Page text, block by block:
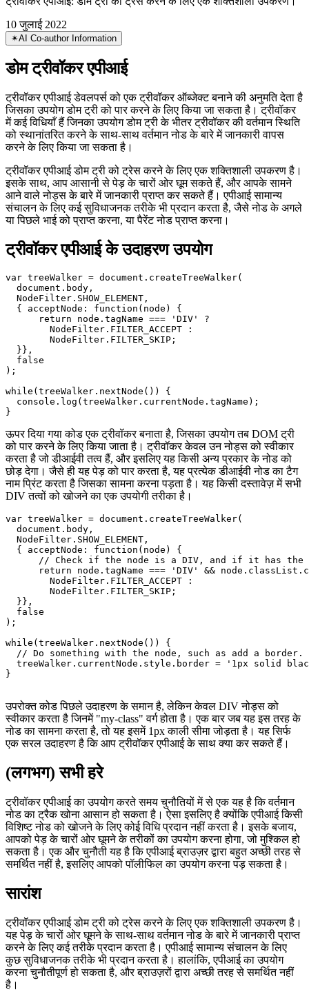
डोम ट्रीवॉकर एपीआई
ट्रीवॉकर एपीआई: डोम ट्री को ट्रेस करने के लिए एक शक्तिशाली उपकरण।
10 जुलाई 2022
✴︎AI Co-author Information
डोम ट्रीवॉकर एपीआई
ट्रीवॉकर एपीआई डेवलपर्स को एक ट्रीवॉकर ऑब्जेक्ट बनाने की अनुमति देता है
जिसका उपयोग डोम ट्री को पार करने के लिए किया जा सकता है। ट्रीवॉकर
को स्थानांतरित करने के साथ-साथ वर्तमान नोड के बारे में जानकारी वापस
करने के लिए किया जा सकता है।
ट्रीवॉकर एपीआई डोम ट्री को ट्रेस करने के लिए एक शक्तिशाली उपकरण है।
इसके साथ, आप आसानी से पेड़ के चारों ओर घूम सकते हैं, और आपके सामने
संचालन के लिए कई सुविधाजनक तरीके भी प्रदान करता है, जैसे नोड के अगले
या पिछले भाई को प्राप्त करना, या पैरेंट नोड प्राप्त करना।
ट्रीवॉकर एपीआई के उदाहरण उपयोग
var treeWalker = document.createTreeWalker(
  document.body,
  NodeFilter.SHOW_ELEMENT,
  { acceptNode: function(node) {
      return node.tagName === 'DIV' ?
        NodeFilter.FILTER_ACCEPT :
        NodeFilter.FILTER_SKIP;
  }},
  false
);
while(treeWalker.nextNode()) {
  console.log(treeWalker.currentNode.tagName);
ऊपर दिया गया कोड एक ट्रीवॉकर बनाता है, जिसका उपयोग तब DOM ट्री
को पार करने के लिए किया जाता है। ट्रीवॉकर केवल उन नोड्स को स्वीकार
करता है जो डीआईवी तत्व हैं, और इसलिए यह किसी अन्य प्रकार के नोड को
नाम प्रिंट करता है जिसका सामना करना पड़ता है। यह किसी दस्तावेज़ में सभी
DIV तत्वों को खोजने का एक उपयोगी तरीका है।
var treeWalker = document.createTreeWalker(
  document.body,
  NodeFilter.SHOW_ELEMENT,
  { acceptNode: function(node) {
// Check if the node is a DIV, and if it has the
return node.tagName === 'DIV' &&
        NodeFilter.FILTER_ACCEPT :
        NodeFilter.FILTER_SKIP;
  }},
  false
treeWalker.currentNode.style.border = '1px solid
}
उपरोक्त कोड पिछले उदाहरण के समान है, लेकिन केवल DIV नोड्स को
नोड का सामना करता है, तो यह इसमें 1px काली सीमा जोड़ता है। यह सिर्फ
एक सरल उदाहरण है कि आप ट्रीवॉकर एपीआई के साथ क्या कर सकते हैं।
(लगभग) सभी हरे
ट्रीवॉकर एपीआई का उपयोग करते समय चुनौतियों में से एक यह है कि वर्तमान
नोड का ट्रैक खोना आसान हो सकता है। ऐसा इसलिए है क्योंकि एपीआई किसी
विशिष्ट नोड को खोजने के लिए कोई विधि प्रदान नहीं करता है। इसके बजाय,
सकता है। एक और चुनौती यह है कि एपीआई ब्राउज़र द्वारा बहुत अच्छी तरह से
समर्थित नहीं है, इसलिए आपको पॉलीफिल का उपयोग करना पड़ सकता है।
सारांश
ट्रीवॉकर एपीआई डोम ट्री को ट्रेस करने के लिए एक शक्तिशाली उपकरण है।
यह पेड़ के चारों ओर घूमने के साथ-साथ वर्तमान नोड के बारे में जानकारी प्राप्त
करने के लिए कई तरीके प्रदान करता है। एपीआई सामान्य संचालन के लिए